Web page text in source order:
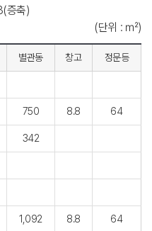
증축)
(단위 : ㎡)
별관동 창고 정문등
750 8.8 64
342
1,092 8.8 64